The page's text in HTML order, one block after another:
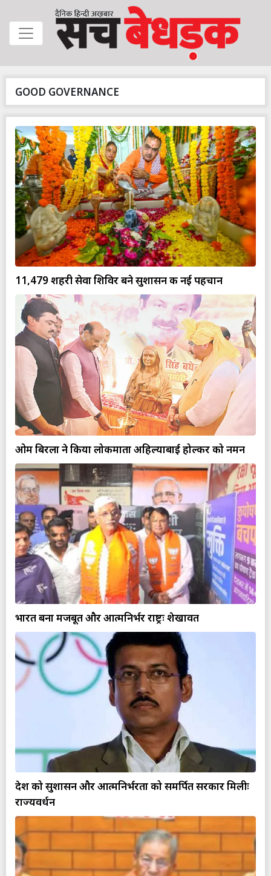
GOOD GOVERNANCE
11,479 शहरी सेवा शिविर बने सुशासन की नई पहचान
ओम बिरला ने किया लोकमाता अहिल्याबाई होल्कर को नमन
भारत बना मजबूत और आत्मनिर्भर राष्ट्रः शेखावत
देश को सुशासन और आत्मनिर्भरता को समर्पित सरकार मिलीः
राज्यवर्धन